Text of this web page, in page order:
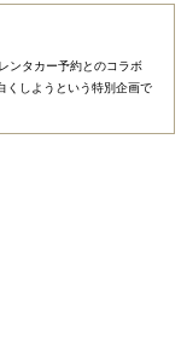
ンタカー予約とのコラボ
くしようという特別企画で